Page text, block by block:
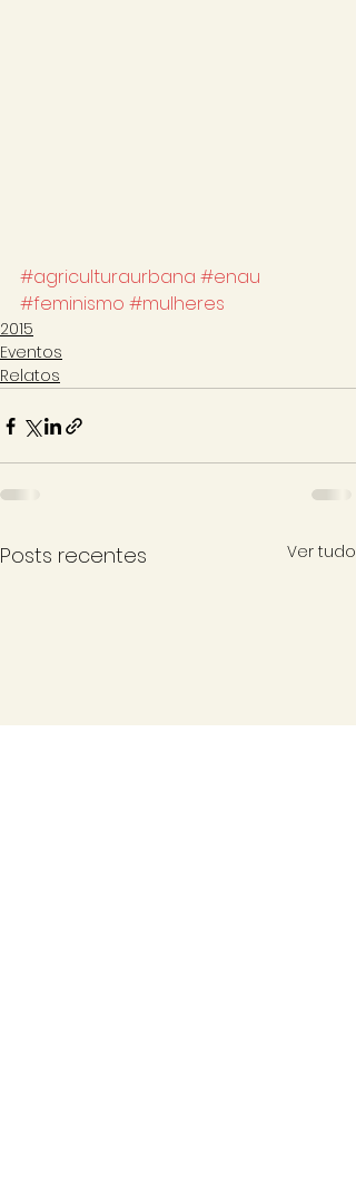
#agriculturaurbana #enau
#feminismo #mulheres
2015
Eventos
Relatos
Posts recentes Ver tudo